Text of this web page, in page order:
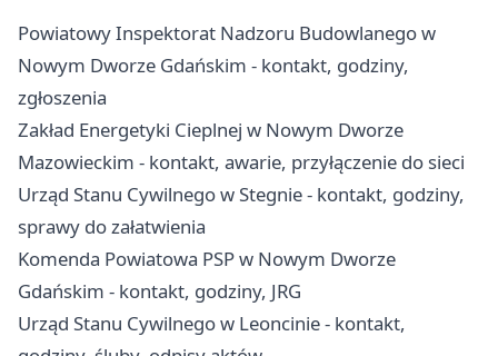
Powiatowy Inspektorat Nadzoru Budowlanego w
Nowym Dworze Gdańskim - kontakt, godziny,
zgłoszenia
Zakład Energetyki Cieplnej w Nowym Dworze
Mazowieckim - kontakt, awarie, przyłączenie do sieci
Urząd Stanu Cywilnego w Stegnie - kontakt, godziny,
sprawy do załatwienia
Komenda Powiatowa PSP w Nowym Dworze
Gdańskim - kontakt, godziny, JRG
Urząd Stanu Cywilnego w Leoncinie - kontakt,